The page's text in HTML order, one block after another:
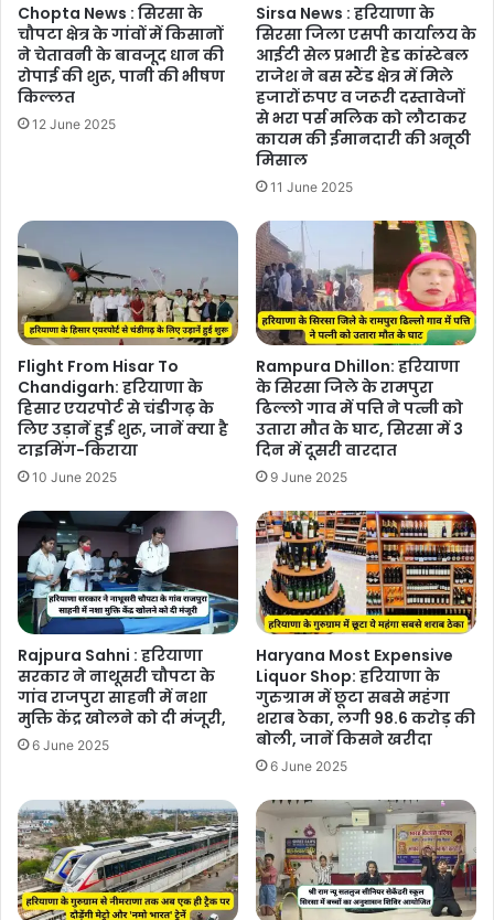
Chopta News : सिरसा के
चौपटा क्षेत्र के गांवों में किसानों
ने चेतावनी के बावजूद धान की
रोपाई की शुरू, पानी की भीषण
किल्लत
12 June 2025
Sirsa News : हरियाणा के
सिरसा जिला एसपी कार्यालय के
आईटी सेल प्रभारी हेड कांस्टेबल
राजेश ने बस स्टैंड क्षेत्र में मिले
हजारों रुपए व जरूरी दस्तावेजों
से भरा पर्स मलिक को लौटाकर
कायम की ईमानदारी की अनूठी
मिसाल
11 June 2025
Flight From Hisar To
Chandigarh: हरियाणा के
हिसार एयरपोर्ट से चंडीगढ़ के
लिए उड़ानें हुई शुरू, जानें क्या है
टाइमिंग-किराया
10 June 2025
Rampura Dhillon: हरियाणा
के सिरसा जिले के रामपुरा
ढिल्लो गाव में पत्ति ने पत्नी को
उतारा मौत के घाट, सिरसा में 3
दिन में दूसरी वारदात
9 June 2025
Rajpura Sahni : हरियाणा
सरकार ने नाथूसरी चौपटा के
गांव राजपुरा साहनी में नशा
मुक्ति केंद्र खोलने को दी मंजूरी,
6 June 2025
Haryana Most Expensive
Liquor Shop: हरियाणा के
गुरुग्राम में छूटा सबसे महंगा
शराब ठेका, लगी 98.6 करोड़ की
बोली, जानें किसने खरीदा
6 June 2025